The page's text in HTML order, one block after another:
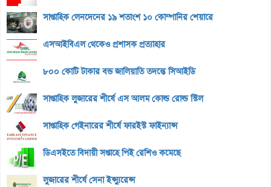
সাপ্তাহিক লেনদেনের ১৯ শতাংশ ১০ কোম্পানির শেয়ারে
এসআইবিএল থেকেও প্রশাসক প্রত্যাহার
৮০০ কোটি টাকার বন্ড জালিয়াতি তদন্তে সিআইডি
সাপ্তাহিক লুজারের শীর্ষে এস আলম কোল্ড রোল্ড স্টিল
সাপ্তাহিক গেইনারের শীর্ষে ফারইস্ট ফাইন্যান্স
ডিএসইতে বিদায়ী সপ্তাহে পিই রেশিও কমেছে
লুজারের শীর্ষে সেনা ইন্স্যুরেন্স